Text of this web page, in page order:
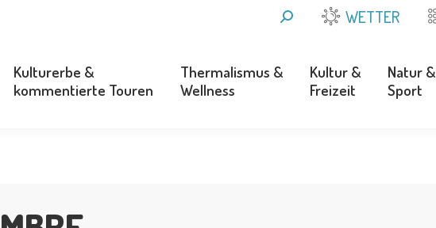
SEARCH: WETTER
Kulturerbe &
kommentierte Touren
Thermalismus &
Wellness
Kultur &
Freizeit
Natur &
Sport
Thermalismus &
Kultur &
Natur &